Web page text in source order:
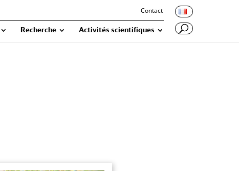
Contact
Recherche Activités scientifiques